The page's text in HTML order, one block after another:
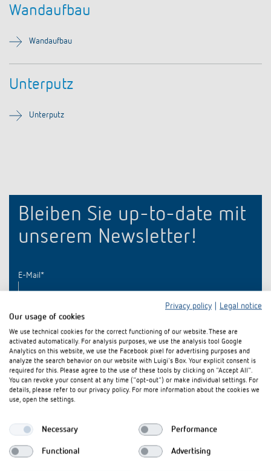
Zubehör
Referenzen
HEMS
BIM-Portal
Kooperationen
Nachhaltigkeit
Engagement
Vertrieb Weltweit
Ansprechpartner OEM
Downloads
Smart Energy
Wandaufbau
Wandaufbau
Unterputz
Unterputz
Bleiben Sie up-to-date mit
unserem Newsletter!
E-Mail *
Privacy policy
Legal notice
Our usage of cookies
We use technical cookies for the correct functioning of our website. These are
activated automatically. For analysis purposes, we use the analysis tool Google
Analytics on this website, we use the Facebook pixel for advertising purposes and
analyze the search behavior on our website with Luigi's Box. Your explicit consent is
required for this. Please agree to the use of these tools by clicking on "Accept All".
You can revoke your consent at any time ("opt-out") or make individual settings. For
details, please refer to our privacy policy. For more information about the cookies we
use, open the settings.
Necessary Performance
Functional Advertising